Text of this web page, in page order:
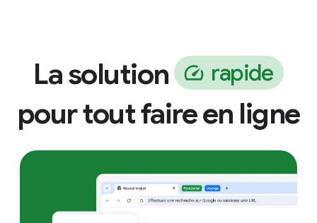
La solution rapide
pour tout faire en ligne